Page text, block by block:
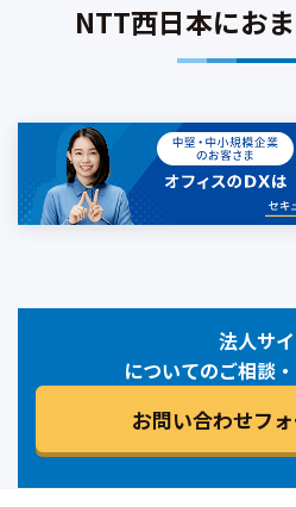
NTT西日本にお
法人サ
についてのご相談
お問い合わせフ